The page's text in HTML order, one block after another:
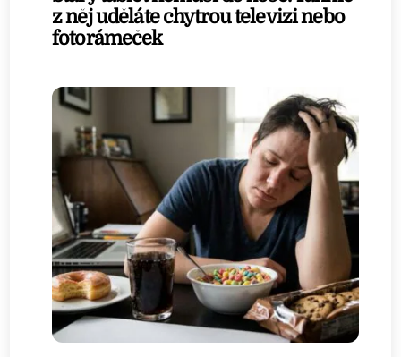
z něj uděláte chytrou televizi nebo
fotorámeček